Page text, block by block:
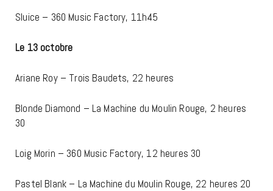
Sluice – 360 Music Factory, 11h45
Le 13 octobre
Ariane Roy– Trois Baudets, 22 heures
Blonde Diamond – La Machine du Moulin Rouge, 2 heures
30
Loig Morin – 360 Music Factory, 12 heures 30
Pastel Blank – La Machine du Moulin Rouge, 22 heures 20